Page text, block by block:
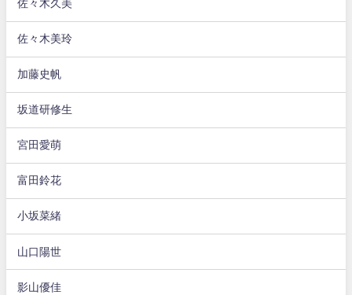
佐々木久美
佐々木美玲
加藤史帆
坂道研修生
宮田愛萌
富田鈴花
小坂菜緒
山口陽世
影山優佳